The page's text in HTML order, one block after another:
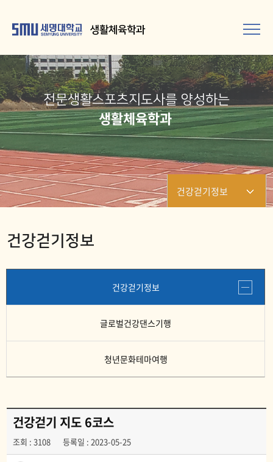
생활체육학과
전문생활스포츠지도사를 양성하는
생활체육학과
건강걷기정보
청년문화테마여행
건강걷기정보
건강걷기정보
글로벌건강댄스기행
청년문화테마여행
건강걷기 지도 6코스
조회 : 3108 등록일 : 2023-05-25